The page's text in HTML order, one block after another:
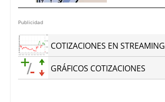
Publicidad
COTIZACIONES EN STREAMING
GRÁFICOS COTIZACIONES